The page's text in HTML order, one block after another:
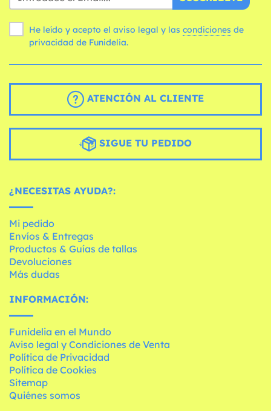
He leído y acepto el aviso legal y las condiciones
privacidad de Funidelia.
ATENCIÓN AL CLIENTE
SIGUE TU PEDIDO
¿NECESITAS AYUDA?:
Mi pedido
Envíos & Entregas
Productos & Guías de tallas
Devoluciones
Más dudas
INFORMACIÓN:
Funidelia en el Mundo
Aviso legal y Condiciones de Venta
Política de Privacidad
Política de Cookies
Sitemap
Quiénes somos